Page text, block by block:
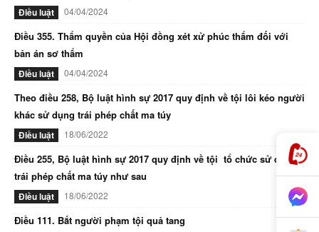
Điều luật 04/04/2024
Điều 355. Thẩm quyền của Hội đồng xét xử phúc thẩm đối với
bản án sơ thẩm
Điều luật 04/04/2024
Theo điều 258, Bộ luật hình sự 2017 quy định về tội lôi kéo người
khác sử dụng trái phép chất ma túy
Điều luật 18/06/2022
Điều 255, Bộ luật hình sự 2017 quy định về tội tổ chức sử dụng
trái phép chất ma túy như sau
Điều luật 18/06/2022
Điều 111. Bắt người phạm tội quả tang